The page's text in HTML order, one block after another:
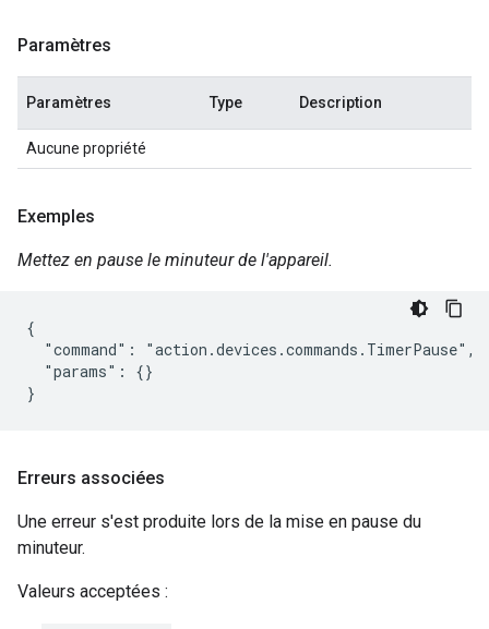
Paramètres
Paramètres Type Description
Aucune propriété
Exemples
Mettez en pause le minuteur de l'appareil.
{
  "command": "action.devices.commands.TimerPause",
  "params": {}
}
Erreurs associées
Une erreur s'est produite lors de la mise en pause du
minuteur.
Valeurs acceptées :